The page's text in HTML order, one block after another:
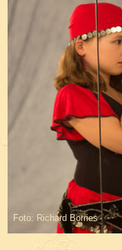
Foto: Richard Borries